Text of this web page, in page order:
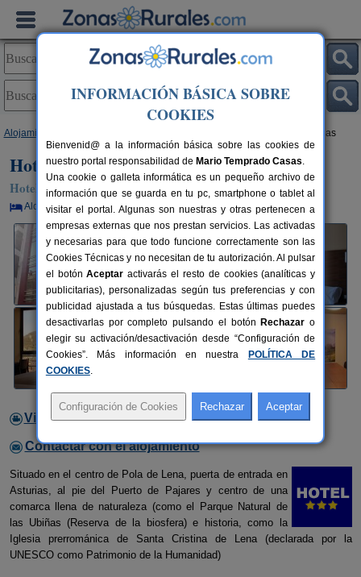
Alojamientos > Hotel Ruta de La Plata de Asturias
Hotel Ruta de La Plata de Asturias
Hotel en Pola de Lena (Asturias)
Alquiler por habitaciones 3+1 plazas 30 km de Oviedo
Video
Contactar con el alojamiento
Situado en el centro de Pola de Lena, puerta de entrada en
Asturias, al pie del Puerto de Pajares y centro de una
comarca llena de naturaleza (como el Parque Natural de
las Ubiñas (Reserva de la biosfera) e historia, como la
Iglesia prerrománica de Santa Cristina de Lena (declarada por la
UNESCO como Patrimonio de la Humanidad)
INFORMACIÓN BÁSICA SOBRE
COOKIES
Bienvenid@ a la información básica sobre las cookies de
nuestro portal responsabilidad de Mario Temprado Casas.
Una cookie o galleta informática es un pequeño archivo de
información que se guarda en tu pc, smartphone o tablet al
visitar el portal. Algunas son nuestras y otras pertenecen a
empresas externas que nos prestan servicios. Las activadas
y necesarias para que todo funcione correctamente son las
Cookies Técnicas y no necesitan de tu autorización. Al pulsar
el botónAceptar activarás el resto de cookies (analíticas y
publicitarias), personalizadas según tus preferencias y con
publicidad ajustada a tus búsquedas. Estas últimas puedes
desactivarlas por completo pulsando el botón Rechazar o
elegir su activación/desactivación desde “Configuración de
Cookies”. Más información en nuestra
POLÍTICA DE
COOKIES.